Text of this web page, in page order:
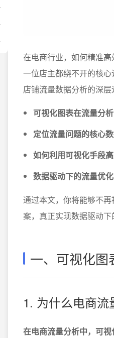
略？
域？
能？
在电商行业，如何精准
一位店主都绕不开的核
店铺流量数据分析的深层
可视化图表在流量分
定位流量问题的核心
如何利用可视化手段
数据驱动下的流量优
通过本文，你将能够不
案，真正实现数据驱动下
一、可视化图
1. 为什么电商
在电商流量分析中，可视